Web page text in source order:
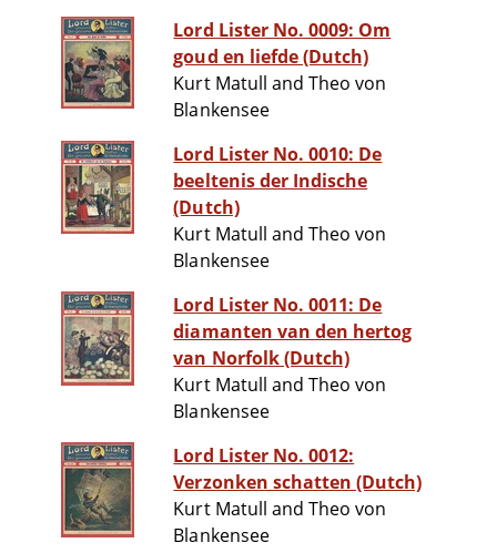
Lord Lister No. 0009: Om
goud en liefde (Dutch)
Kurt Matull and Theo von
Blankensee
Lord Lister No. 0010: De
beeltenis der Indische
(Dutch)
Kurt Matull and Theo von
Blankensee
Lord Lister No. 0011: De
diamanten van den hertog
van Norfolk (Dutch)
Kurt Matull and Theo von
Blankensee
Lord Lister No. 0012:
Verzonken schatten (Dutch)
Kurt Matull and Theo von
Blankensee